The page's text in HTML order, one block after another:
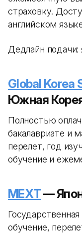
страховку.
английском
Дедлайн подачи:
Global Korea
Южная
Полностью
бакалавриате и
перелет, год
обучение и
MEXT—
обучение,